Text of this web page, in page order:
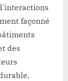
t-
elle
façonné
façonné
des